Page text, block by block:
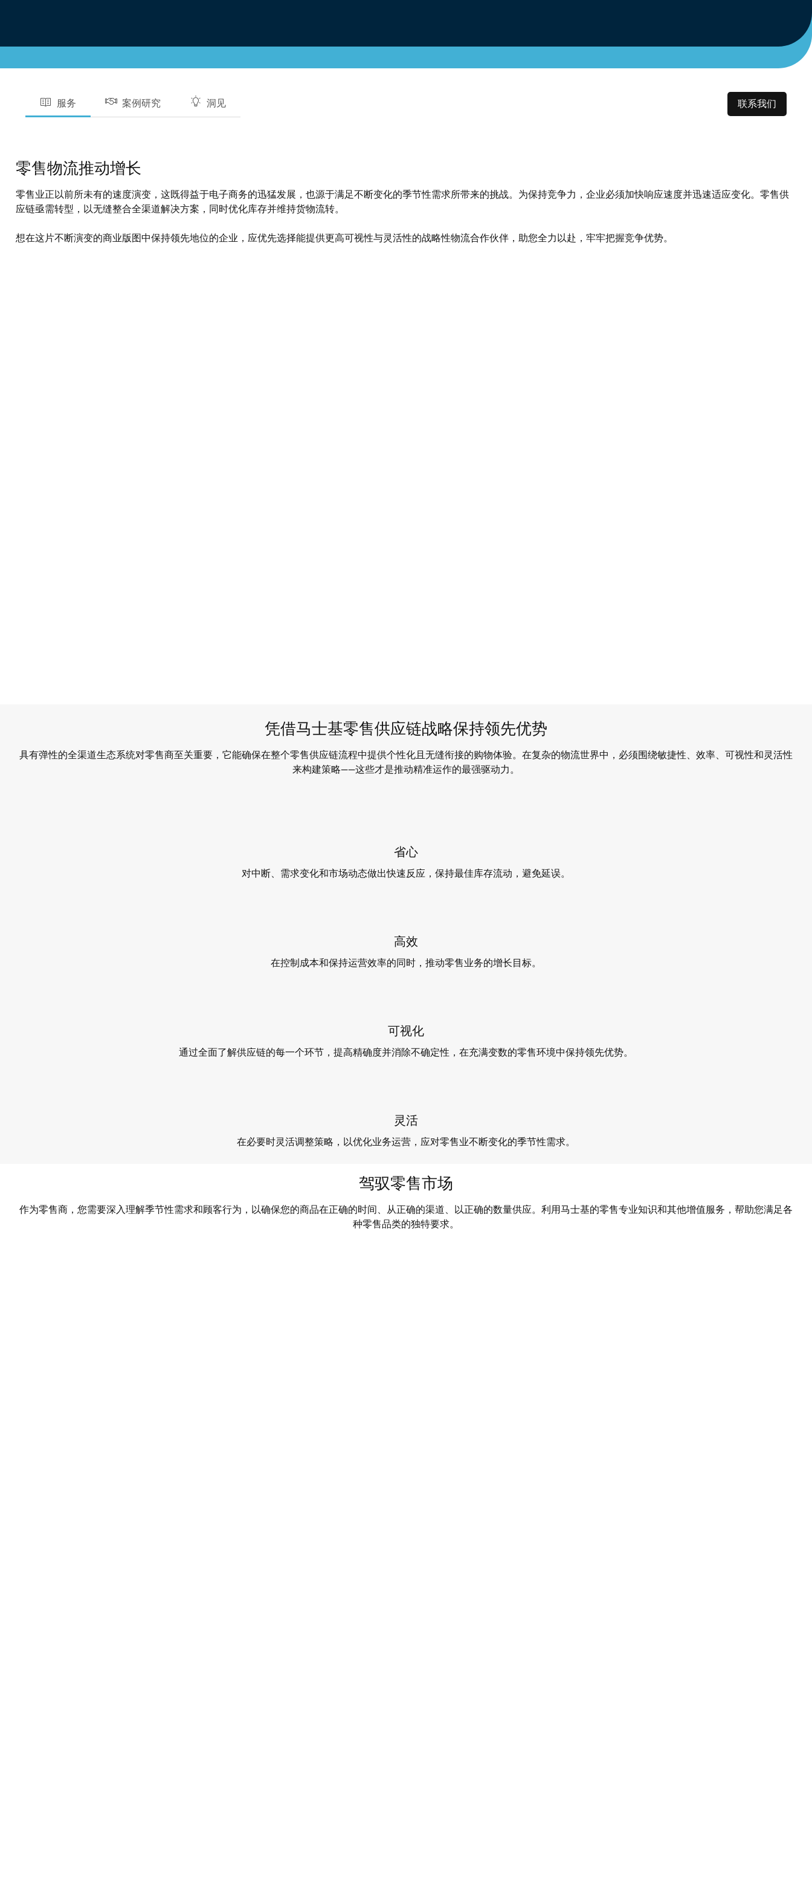
服务 案例研究 洞见 联系我们
零售物流推动增长
零售业正以前所未有的速度演变，这既得益于电子商务的迅猛发展，也源于满足不断变化的季节性需求所带来的挑战。为保持竞争力，企业必须加快响应速度并迅速适应变化。零售供
应链亟需转型，以无缝整合全渠道解决方案，同时优化库存并维持货物流转。
想在这片不断演变的商业版图中保持领先地位的企业，应优先选择能提供更高可视性与灵活性的战略性物流合作伙伴，助您全力以赴，牢牢把握竞争优势。
凭借马士基零售供应链战略保持领先优势
具有弹性的全渠道生态系统对零售商至关重要，它能确保在整个零售供应链流程中提供个性化且无缝衔接的购物体验。在复杂的物流世界中，必须围绕敏捷性、效率、可视性和灵活性
来构建策略——这些才是推动精准运作的最强驱动力。
省心
对中断、需求变化和市场动态做出快速反应，保持最佳库存流动，避免延误。
高效
在控制成本和保持运营效率的同时，推动零售业务的增长目标。
可视化
通过全面了解供应链的每一个环节，提高精确度并消除不确定性，在充满变数的零售环境中保持领先优势。
灵活
在必要时灵活调整策略，以优化业务运营，应对零售业不断变化的季节性需求。
驾驭零售市场
作为零售商，您需要深入理解季节性需求和顾客行为，以确保您的商品在正确的时间、从正确的渠道、以正确的数量供应。利用马士基的零售专业知识和其他增值服务，帮助您满足各
种零售品类的独特要求。